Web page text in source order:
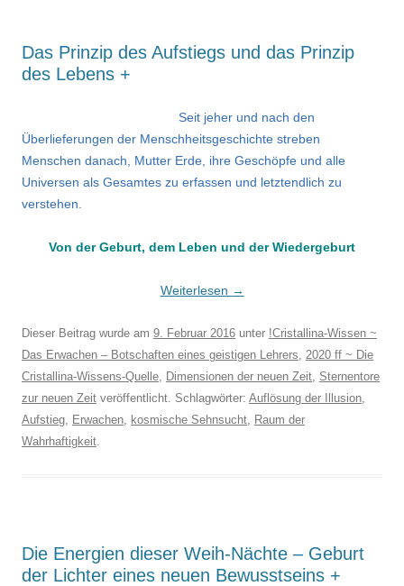
Das Prinzip des Aufstiegs und das Prinzip
des Lebens +
Seit jeher und nach den
Überlieferungen der Menschheitsgeschichte streben
Menschen danach, Mutter Erde, ihre Geschöpfe und alle
Universen als Gesamtes zu erfassen und letztendlich zu
verstehen.
Von der Geburt, dem Leben und der Wiedergeburt
Weiterlesen →
Dieser Beitrag wurde am 9. Februar 2016 unter !Cristallina-Wissen ~
Das Erwachen – Botschaften eines geistigen Lehrers, 2020 ff ~ Die
Cristallina-Wissens-Quelle, Dimensionen der neuen Zeit, Sternentore
zur neuen Zeit veröffentlicht. Schlagwörter: Auflösung der Illusion,
Aufstieg, Erwachen, kosmische Sehnsucht, Raum der
Wahrhaftigkeit.
Die Energien dieser Weih-Nächte – Geburt
der Lichter eines neuen Bewusstseins +